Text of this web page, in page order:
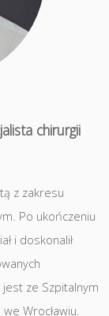
chirurgii
z zakresu
Po ukończeniu
i doskonalił
jest ze Szpitalnym
Wrocławiu.